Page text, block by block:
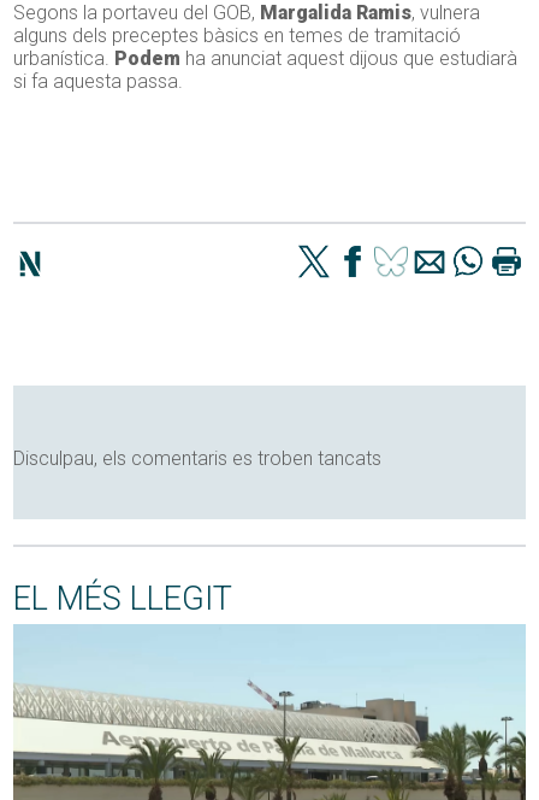
Segons la portaveu del GOB, Margalida Ramis, vulnera
alguns dels preceptes bàsics en temes de tramitació
urbanística. Podem ha anunciat aquest dijous que estudiarà
si fa aquesta passa.
Disculpau, els comentaris es troben tancats
EL MÉS LLEGIT